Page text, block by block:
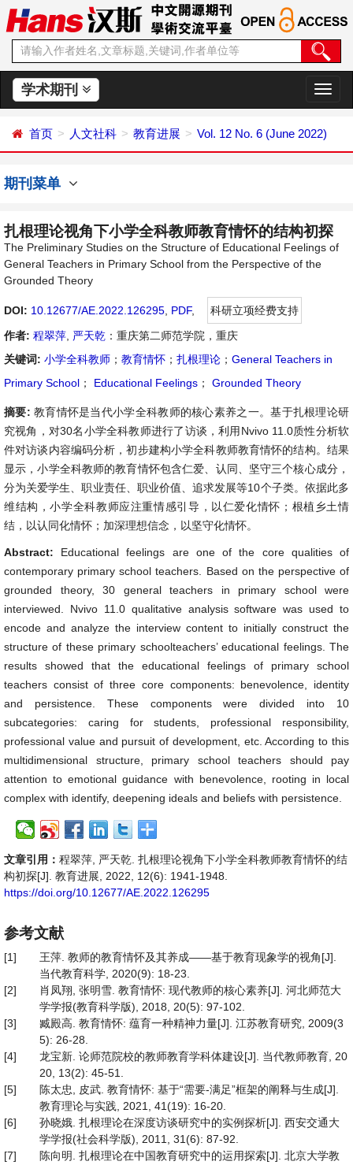
学术期刊
切
换
航
首页 人文社科 教育进展 Vol. 12 No. 6 (June 2022)
期刊菜单
扎根理论视角下小学全科教师教育情怀的结构初探
The Preliminary Studies on the Structure of Educational Feelings of
General Teachers in Primary School from the Perspective of the
Grounded Theory
DOI: 10.12677/AE.2022.126295 PDF,
科研立项经费支持
作者: 程翠萍 严天乾 ：重庆第二师范学院，重庆
关键词: 小学全科教师 ； 教育情怀 ； 扎根理论 ； General Teachers in
Primary School ； Educational Feelings ； Grounded Theory
摘要: 教育情怀是当代小学全科教师的核心素养之一。基于扎根理论研
究视角，对30名小学全科教师进行了访谈，利用Nvivo 11.0质性分析软
件对访谈内容编码分析，初步建构小学全科教师教育情怀的结构。结果
显示，小学全科教师的教育情怀包含仁爱、认同、坚守三个核心成分，
分为关爱学生、职业责任、职业价值、追求发展等10个子类。依据此多
维结构，小学全科教师应注重情感引导，以仁爱化情怀；根植乡土情
结，以认同化情怀；加深理想信念，以坚守化情怀。
Abstract: Educational feelings are one of the core qualities of
contemporary primary school teachers. Based on the perspective of
grounded theory, 30 general teachers in primary school were
interviewed. Nvivo 11.0 qualitative analysis software was used to
encode and analyze the interview content to initially construct the
structure of these primary schoolteachers’ educational feelings. The
results showed that the educational feelings of primary school
teachers consist of three core components: benevolence, identity
and persistence. These components were divided into 10
subcategories: caring for students, professional responsibility,
professional value and pursuit of development, etc. According to this
multidimensional structure, primary school teachers should pay
attention to emotional guidance with benevolence, rooting in local
complex with identify, deepening ideals and beliefs with persistence.
文章引用： 程翠萍, 严天乾. 扎根理论视角下小学全科教师教育情怀的结
构初探[J]. 教育进展, 2022, 12(6): 1941-1948.
https://doi.org/10.12677/AE.2022.126295
参考文献
[1]
王萍. 教师的教育情怀及其养成——基于教育现象学的视角[J].
当代教育科学, 2020(9): 18-23.
[2]
肖凤翔, 张明雪. 教育情怀: 现代教师的核心素养[J]. 河北师范大
学学报(教育科学版), 2018, 20(5): 97-102.
[3]
臧殿高. 教育情怀: 蕴育一种精神力量[J]. 江苏教育研究, 2009(3
5): 26-28.
[4]
龙宝新. 论师范院校的教师教育学科体建设[J]. 当代教师教育, 20
20, 13(2): 45-51.
[5]
陈太忠, 皮武. 教育情怀: 基于“需要-满足”框架的阐释与生成[J].
教育理论与实践, 2021, 41(19): 16-20.
[6]
孙晓娥. 扎根理论在深度访谈研究中的实例探析[J]. 西安交通大
学学报(社会科学版), 2011, 31(6): 87-92.
[7]
陈向明. 扎根理论在中国教育研究中的运用探索[J]. 北京大学教